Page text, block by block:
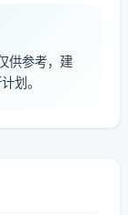
供参考，建
划。